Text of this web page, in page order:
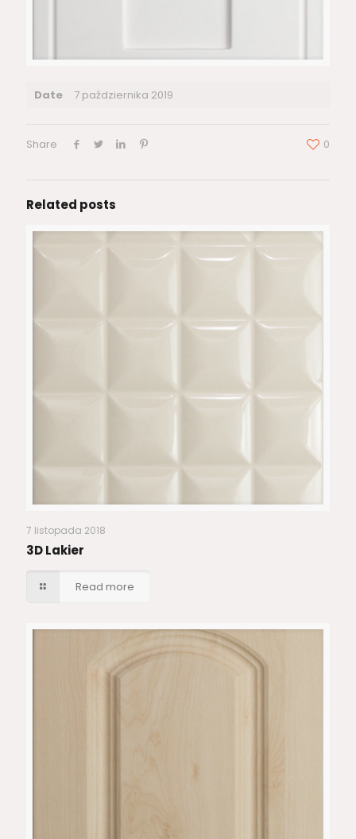
Date 7 października 2019
Share 0
Related posts
7 listopada 2018
3D Lakier
Read more